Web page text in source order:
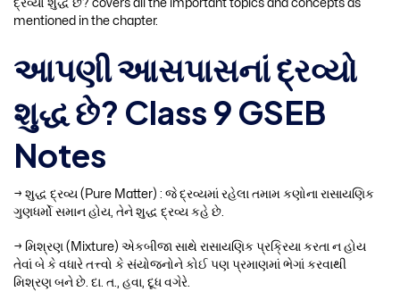
દ્રવ્યો શુદ્ધ છે? covers all the important topics and concepts as
mentioned in the chapter.
આપણી આસપાસનાં દ્રવ્યો
શુદ્ધ છે? Class 9 GSEB
Notes
→ શુદ્ધ દ્રવ્ય (Pure Matter) : જે દ્રવ્યમાં રહેલા તમામ કણોના રાસાયણિક
ગુણધર્મો સમાન હોય, તેને શુદ્ધ દ્રવ્ય કહે છે.
→ મિશ્રણ (Mixture) એકબીજા સાથે રાસાયણિક પ્રક્રિયા કરતા ન હોય
તેવાં બે કે વધારે તત્ત્વો કે સંયોજનોને કોઈ પણ પ્રમાણમાં ભેગાં કરવાથી
મિશ્રણ બને છે. દા. ત., હવા, દૂધ વગેરે.